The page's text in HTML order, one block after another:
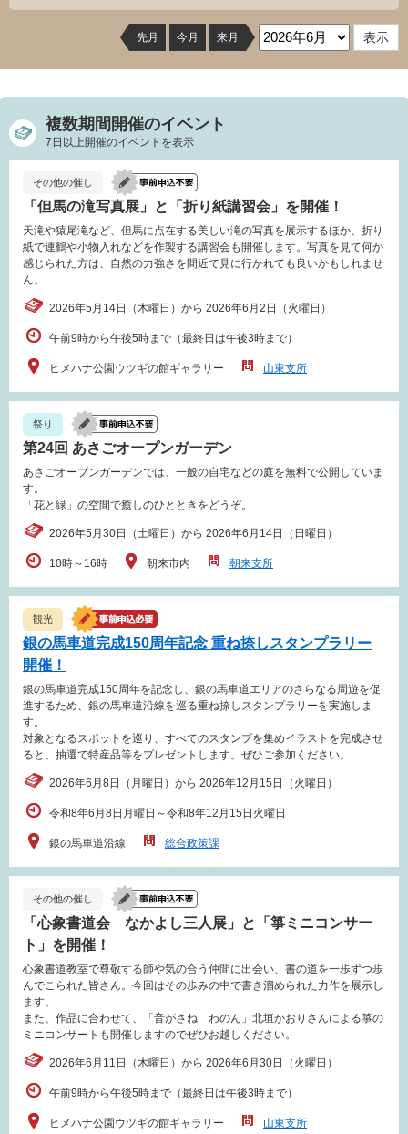
先月 今月 来月
複数期間開催のイベント
7日以上開催のイベントを表示
その他の催し
「但馬の滝写真展」と「折り紙講習会」を開催！
天滝や猿尾滝など、但馬に点在する美しい滝の写真を展示するほか、折り
紙で連鶴や小物入れなどを作製する講習会も開催します。写真を見て何か
感じられた方は、自然の力強さを間近で見に行かれても良いかもしれませ
ん。
2026年5月14日（木曜日）から 2026年6月2日（火曜日）
午前9時から午後5時まで（最終日は午後3時まで）
ヒメハナ公園ウツギの館ギャラリー 山東支所
祭り
第24回 あさごオープンガーデン
あさごオープンガーデンでは、一般の自宅などの庭を無料で公開していま
す。
「花と緑」の空間で癒しのひとときをどうぞ。
2026年5月30日（土曜日）から 2026年6月14日（日曜日）
10時～16時 朝来市内 朝来支所
観光
銀の馬車道完成150周年記念 重ね捺しスタンプラリー
開催！
銀の馬車道完成150周年を記念し、銀の馬車道エリアのさらなる周遊を促
進するため、銀の馬車道沿線を巡る重ね捺しスタンプラリーを実施しま
す。
対象となるスポットを巡り、すべてのスタンプを集めイラストを完成させ
ると、抽選で特産品等をプレゼントします。ぜひご参加ください。
2026年6月8日（月曜日）から 2026年12月15日（火曜日）
令和8年6月8日月曜日～令和8年12月15日火曜日
銀の馬車道沿線 総合政策課
その他の催し
「心象書道会 なかよし三人展」と「箏ミニコンサー
ト」を開催！
心象書道教室で尊敬する師や気の合う仲間に出会い、書の道を一歩ずつ歩
んでこられた皆さん。今回はその歩みの中で書き溜められた力作を展示し
ます。
また、作品に合わせて、「音がさね わのん」北垣かおりさんによる箏の
ミニコンサートも開催しますのでぜひお越しください。
2026年6月11日（木曜日）から 2026年6月30日（火曜日）
午前9時から午後5時まで（最終日は午後3時まで）
ヒメハナ公園ウツギの館ギャラリー 山東支所